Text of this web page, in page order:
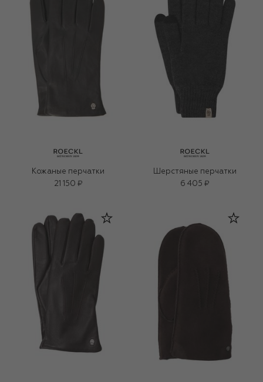
Кожаные перчатки
21 150 ₽
Шерстяные перчатки
6 405 ₽